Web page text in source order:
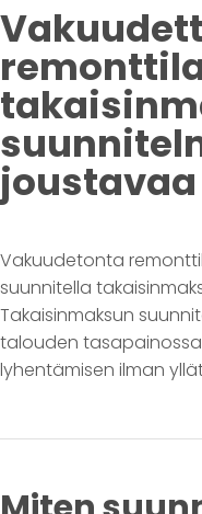
joustavaa
Vakuudetonta
suunnitella
Takaisinmaksun
talouden
lyhentämisen ilman